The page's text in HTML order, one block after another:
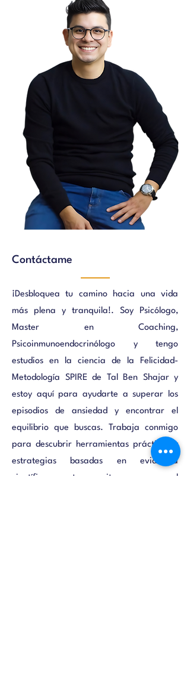
Contáctame
¡Desbloquea tu camino hacia una vida
más plena y tranquila!. Soy Psicólogo,
Master en Coaching,
Psicoinmunoendocrinólogo y tengo
estudios en la ciencia de la Felicidad-
Metodología SPIRE de Tal Ben Shajar y
estoy aquí para ayudarte a superar los
episodios de ansiedad y encontrar el
equilibrio que buscas. Trabaja conmigo
para descubrir herramientas prácticas y
estrategias basadas en evidencia
científica que te permitan recuperar el